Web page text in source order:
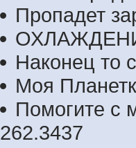
Пропадет
Наконец то
Моя
Помогите с
262.3437